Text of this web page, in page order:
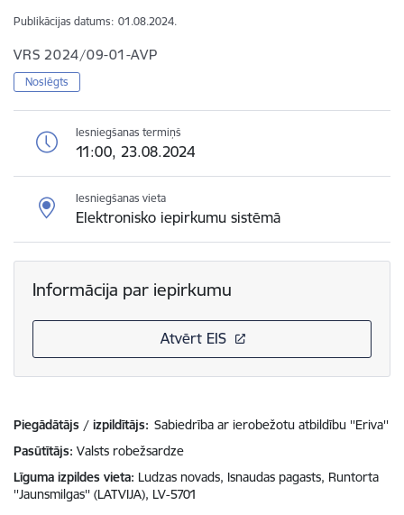
Publikācijas datums: 01.08.2024.
VRS 2024/09-01-AVP
Noslēgts
Iesniegšanas termiņš
11:00, 23.08.2024
Iesniegšanas vieta
Elektronisko iepirkumu sistēmā
Informācija par iepirkumu
Atvērt EIS
Piegādātājs / izpildītājs: Sabiedrība ar ierobežotu atbildību ''Eriva''
Pasūtītājs Valsts robežsardze
Līguma izpildes vieta Ludzas novads, Isnaudas pagasts, Runtorta
''Jaunsmilgas'' (LATVIJA), LV-5701